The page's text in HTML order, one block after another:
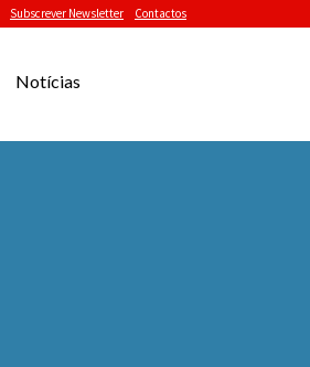
Subscrever Newsletter Contactos
Notícias